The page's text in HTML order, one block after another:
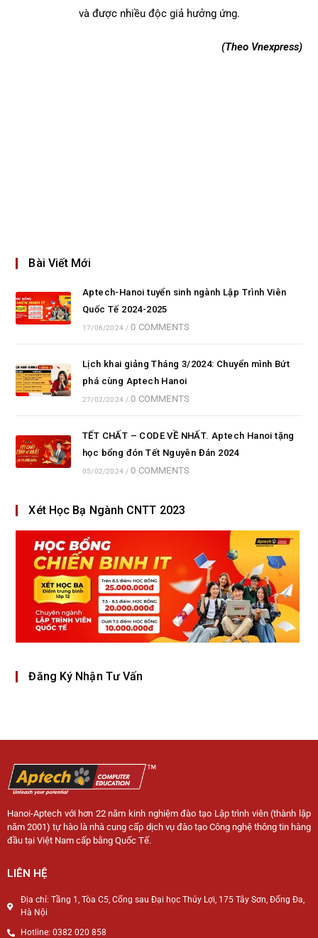
và được nhiều độc giả hưởng ứng.
(Theo Vnexpress)
Bài Viết Mới
Aptech-Hanoi tuyển sinh ngành Lập Trình Viên
Quốc Tế 2024-2025
17/06/2024 / 0 COMMENTS
Lịch khai giảng Tháng 3/2024: Chuyển mình Bứt
phá cùng Aptech Hanoi
27/02/2024 / 0 COMMENTS
TẾT CHẤT – CODE VỀ NHẤT. Aptech Hanoi tặng
học bổng đón Tết Nguyên Đán 2024
05/02/2024 / 0 COMMENTS
Xét Học Bạ Ngành CNTT 2023
Đăng Ký Nhận Tư Vấn
Hanoi-Aptech với hơn 22 năm kinh nghiệm đào tạo Lập trình viên (thành lập
năm 2001) tự hào là nhà cung cấp dịch vụ đào tạo Công nghệ thông tin hàng
đầu tại Việt Nam cấp bằng Quốc Tế.
LIÊN HỆ
Địa chỉ: Tầng 1, Tòa C5, Cổng sau Đại học Thủy Lợi, 175 Tây Sơn, Đống Đa,
Hà Nội
Hotline: 0382 020 858